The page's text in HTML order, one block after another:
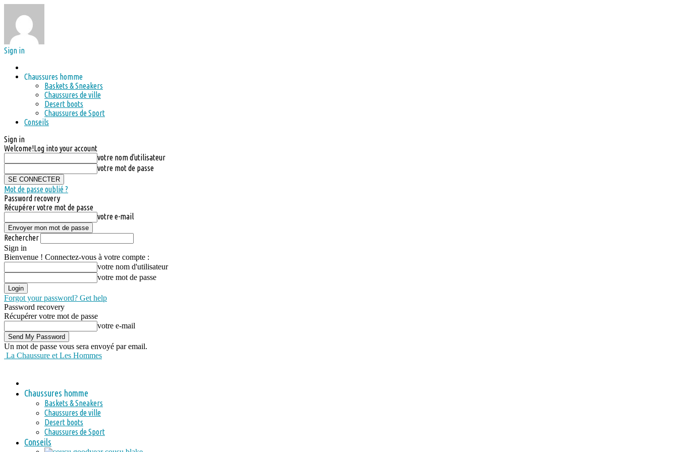
Sign in
Chaussures homme
Baskets & Sneakers
Chaussures de ville
Desert boots
Chaussures de Sport
Conseils
Sign in
Welcome!Log into your account
votre nom d'utilisateur
votre mot de passe
Mot de passe oublié ?
Password recovery
Récupérer votre mot de passe
votre e-mail
Rechercher
Sign in
Bienvenue ! Connectez-vous à votre compte :
votre nom d'utilisateur
votre mot de passe
Forgot your password? Get help
Password recovery
Récupérer votre mot de passe
votre e-mail
Un mot de passe vous sera envoyé par email.
La Chaussure et Les Hommes
Chaussures homme
Baskets & Sneakers
Chaussures de ville
Desert boots
Chaussures de Sport
Conseils